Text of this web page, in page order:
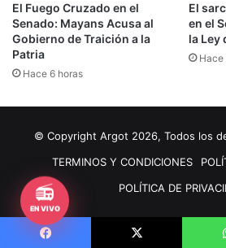
El Fuego Cruzado en el
Senado: Mayans Acusa al
Gobierno de Traición a la
Patria
Hace 6 horas
El
en el
la Ley
Hace
© Copyright Argot 2026, Todos los
TERMINOS Y CONDICIONES
POLÍTICA DE
📻
EN VIVO